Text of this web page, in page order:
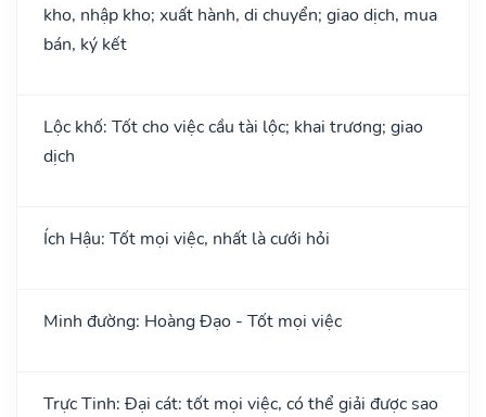
kho, nhập kho; xuất hành, di chuyển; giao dịch, mua
bán, ký kết
Lộc khố: Tốt cho việc cầu tài lộc; khai trương; giao
dịch
Ích Hậu: Tốt mọi việc, nhất là cưới hỏi
Minh đường: Hoàng Đạo - Tốt mọi việc
Trực Tinh: Đại cát: tốt mọi việc, có thể giải được sao